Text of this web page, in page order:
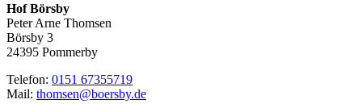
Hof Börsby
Peter Arne Thomsen
Börsby 3
24395 Pommerby
Telefon: 0151 67355719
Mail: thomsen@boersby.de